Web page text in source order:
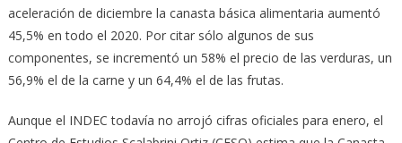
aceleración de diciembre la canasta básica alimentaria aumentó
45,5% en todo el 2020. Por citar sólo algunos de sus
componentes, se incrementó un 58% el precio de las verduras, un
56,9% el de la carne y un 64,4% el de las frutas.
Aunque el INDEC todavía no arrojó cifras oficiales para enero, el